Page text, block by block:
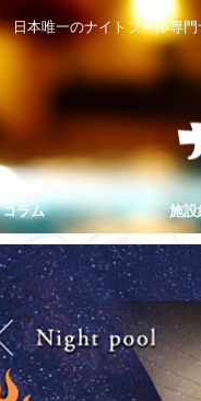
日本唯一のナイトプール専
コラム 施設